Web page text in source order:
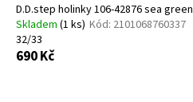
D.D.step holinky 106-42876 sea green
Skladem (1 ks) Kód: 2101068760337
32/33
690 Kč